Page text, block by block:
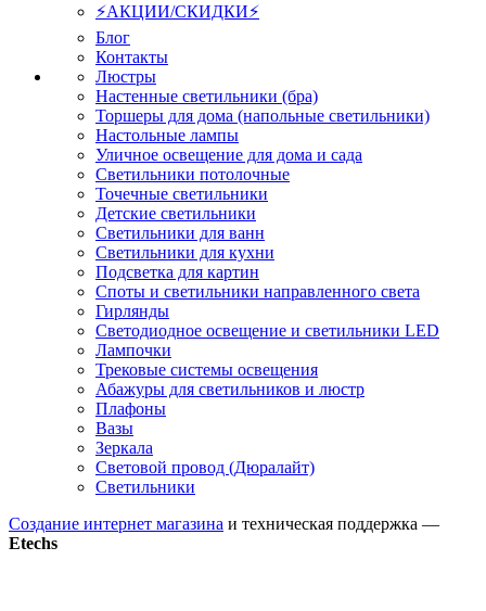
⚡АКЦИИ/СКИДКИ⚡
Блог
Контакты
Люстры
Настенные светильники (бра)
Торшеры для дома (напольные светильники)
Настольные лампы
Уличное освещение для дома и сада
Светильники потолочные
Точечные светильники
Детские светильники
Светильники для ванн
Светильники для кухни
Подсветка для картин
Споты и светильники направленного света
Гирлянды
Светодиодное освещение и светильники LED
Лампочки
Трековые системы освещения
Абажуры для светильников и люстр
Плафоны
Вазы
Зеркала
Световой провод (Дюралайт)
Светильники
Создание интернет магазина и техническая поддержка —
Etechs